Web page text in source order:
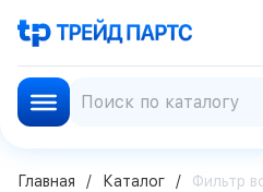
Главная Каталог Фильтр